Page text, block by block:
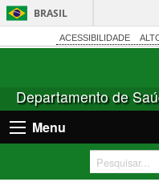
BRASIL
ACESSIBILIDADE
Departamento de
Menu